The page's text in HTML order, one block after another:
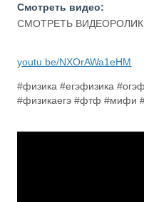
Смотреть видео:
СМОТРЕТЬ
youtu.be/NXOrAWa1eHM
#физика #егэфизика
#физикаегэ #фтф #мифи